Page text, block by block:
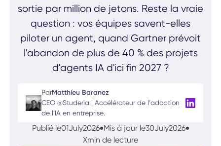
sortie par million de jetons. Reste la vraie
question : vos équipes savent-elles
piloter un agent, quand Gartner prévoit
l'abandon de plus de 40 % des projets
d'agents IA d'ici fin 2027 ?
ParMatthieu Baranez
CEO @Studeria | Accélérateur de l’adoption
de l’IA en entreprise.
Publié le01July2026 Mis à jour le30July2026
Xmin de lecture